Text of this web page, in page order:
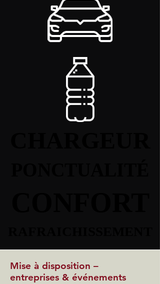
Mise à disposition –
entreprises & événements